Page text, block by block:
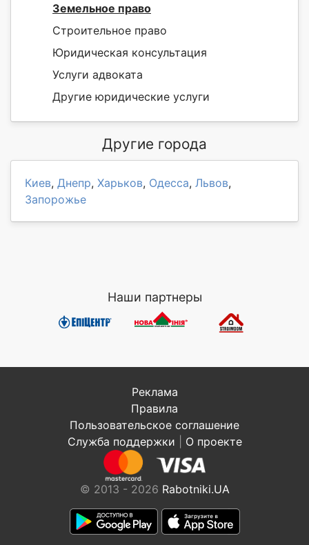
Земельное право
Строительное право
Юридическая консультация
Услуги адвоката
Другие юридические услуги
Другие города
Киев, Днепр, Харьков, Одесса, Львов,
Запорожье
Наши партнеры
Реклама
Правила
Пользовательское соглашение
Служба поддержки
О проекте
© 2013 - 2026 Rabotniki.UA